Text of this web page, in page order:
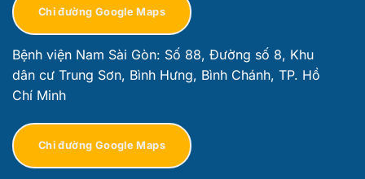
Chỉ đường Google Maps
Bệnh viện Nam Sài Gòn: Số 88, Đường số 8, Khu
dân cư Trung Sơn, Bình Hưng, Bình Chánh, TP. Hồ
Chí Minh
Chỉ đường Google Maps